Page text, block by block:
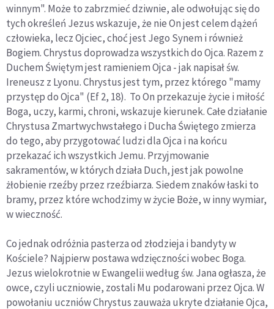
winnym". Może to zabrzmieć dziwnie, ale odwołując się do
tych określeń Jezus wskazuje, że nie On jest celem dążeń
człowieka, lecz Ojciec, choć jest Jego Synem i również
Bogiem. Chrystus doprowadza wszystkich do Ojca. Razem z
Duchem Świętym jest ramieniem Ojca - jak napisał św.
Ireneusz z Lyonu. Chrystus jest tym, przez którego "mamy
przystęp do Ojca" (Ef 2, 18). To On przekazuje życie i miłość
Boga, uczy, karmi, chroni, wskazuje kierunek. Całe działanie
Chrystusa Zmartwychwstałego i Ducha Świętego zmierza
do tego, aby przygotować ludzi dla Ojca i na końcu
przekazać ich wszystkich Jemu. Przyjmowanie
sakramentów, w których działa Duch, jest jak powolne
żłobienie rzeźby przez rzeźbiarza. Siedem znaków łaski to
bramy, przez które wchodzimy w życie Boże, w inny wymiar,
w wieczność.
Co jednak odróżnia pasterza od złodzieja i bandyty w
Kościele? Najpierw postawa wdzięczności wobec Boga.
Jezus wielokrotnie w Ewangelii według św. Jana ogłasza, że
owce, czyli uczniowie, zostali Mu podarowani przez Ojca. W
powołaniu uczniów Chrystus zauważa ukryte działanie Ojca,